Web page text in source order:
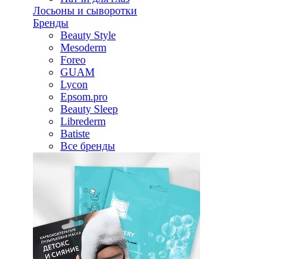
Лосьоны и сыворотки
Бренды
Beauty Style
Mesoderm
Foreo
GUAM
Lycon
Epsom.pro
Beauty Sleep
Librederm
Batiste
Все бренды